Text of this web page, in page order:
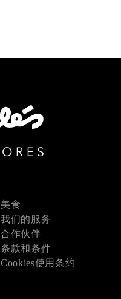
美食
我们的服务
合作伙伴
条款和条件
Cookies使用条约